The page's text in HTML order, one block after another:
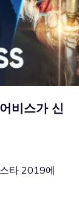
비스가 신
타 2019에